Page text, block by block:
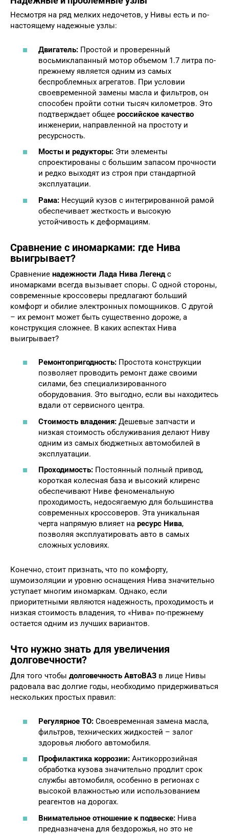
Несмотря на ряд мелких недочетов, у Нивы есть и по-
настоящему надежные узлы:
Двигатель: Простой и проверенный
восьмиклапанный мотор объемом 1.7 литра по-
прежнему является одним из самых
беспроблемных агрегатов. При условии
своевременной замены масла и фильтров, он
способен пройти сотни тысяч километров. Это
подтверждает общее российское качество
инженерии, направленной на простоту и
ресурсность.
Мосты и редукторы: Эти элементы
спроектированы с большим запасом прочности
и редко выходят из строя при стандартной
эксплуатации.
Рама: Несущий кузов с интегрированной рамой
обеспечивает жесткость и высокую
устойчивость к деформациям.
Сравнение с иномарками: где Нива
выигрывает?
Сравнение надежности Лада Нива Легендс
иномарками всегда вызывает споры. С одной стороны,
современные кроссоверы предлагают больший
комфорт и обилие электронных помощников. С другой
– их ремонт может быть существенно дороже, а
конструкция сложнее. В каких аспектах Нива
выигрывает?
Ремонтопригодность: Простота конструкции
позволяет проводить ремонт даже своими
силами, без специализированного
оборудования. Это выгодно, если вы находитесь
вдали от сервисного центра.
Стоимость владения: Дешевые запчасти и
низкая стоимость обслуживания делают Ниву
одним из самых бюджетных автомобилей в
эксплуатации.
Проходимость: Постоянный полный привод,
короткая колесная база и высокий клиренс
обеспечивают Ниве феноменальную
проходимость, недосягаемую для большинства
современных кроссоверов. Эта уникальная
черта напрямую влияет на ресурс Нива,
позволяя эксплуатировать авто в самых
сложных условиях.
Конечно, стоит признать, что по комфорту,
шумоизоляции и уровню оснащения Нива значительно
уступает многим иномаркам. Однако, если
приоритетными являются надежность, проходимость и
низкая стоимость владения, то «Нива» по-прежнему
остается одним из лучших вариантов.
Что нужно знать для увеличения
долговечности?
Для того чтобы долговечность АвтоВАЗ в лице Нивы
радовала вас долгие годы, необходимо придерживаться
нескольких простых правил:
Регулярное ТО: Своевременная замена масла,
фильтров, технических жидкостей – залог
здоровья любого автомобиля.
Профилактика коррозии: Антикоррозийная
обработка кузова значительно продлит срок
службы автомобиля, особенно в регионах с
высокой влажностью или использованием
реагентов на дорогах.
Внимательное отношение к подвеске: Нива
предназначена для бездорожья, но это не